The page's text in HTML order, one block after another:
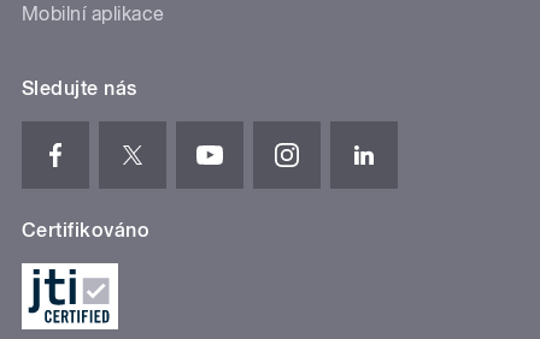
Mobilní aplikace
Sledujte nás
Certifikováno